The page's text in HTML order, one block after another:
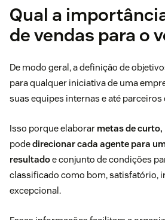
Qual a
de vendas para o
De modo geral, a definição de
para qualquer iniciativa de uma
suas equipes internas e até
Isso porque elaborar metas de
podedirecionar cada agente para
resultadoe conjunto de condições
classificado como bom, satisfatório,
excepcional.